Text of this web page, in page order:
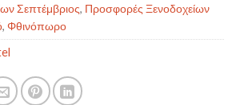
Σεπτέμβριος, Προσφορές Ξενοδοχείων
, Φθινόπωρο